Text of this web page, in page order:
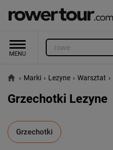
› Marki › Lezyne › Warsztat ›
Grzechotki Lezyne
Grzechotki